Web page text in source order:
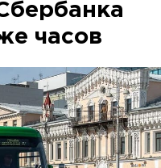
часов